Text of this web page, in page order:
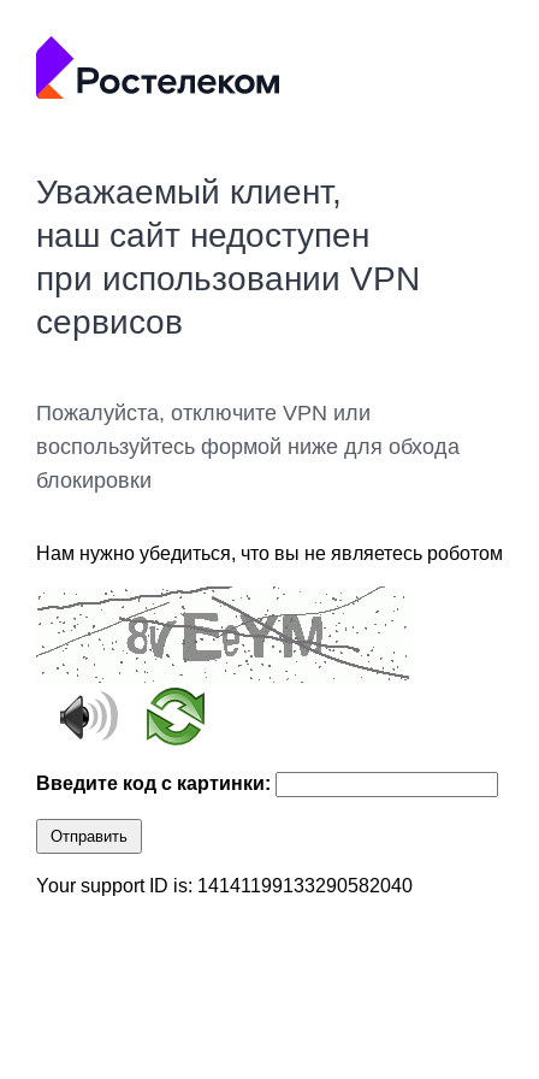
Уважаемый клиент,
наш сайт недоступен
при использовании VPN
сервисов
Пожалуйста, отключите VPN или
воспользуйтесь формой ниже для обхода
блокировки
Нам нужно убедиться, что вы не являетесь роботом
Введите код с картинки:
Отправить
Your support ID is: 14141199133290582040